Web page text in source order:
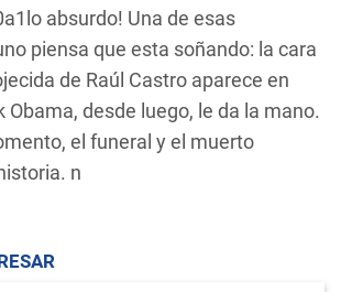
absurdo! Una de esas
piensa que esta soñando: la cara
de Raúl Castro aparece en
Obama, desde luego, le da la mano.
el funeral y el muerto
n